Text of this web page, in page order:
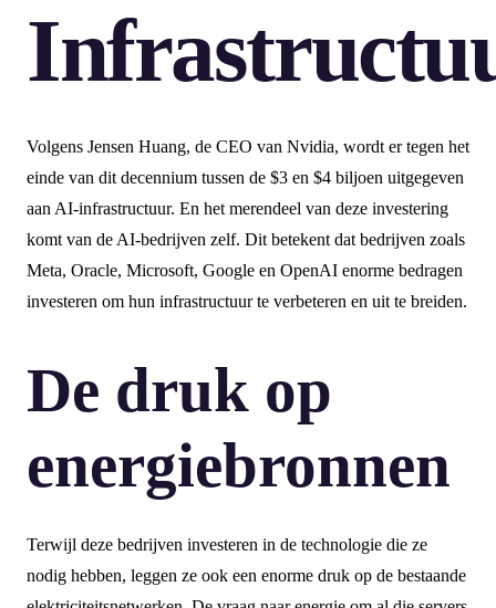
Volgens Jensen Huang, de CEO van Nvidia, wordt er tegen het
einde van dit decennium tussen de $3 en $4 biljoen uitgegeven
aan AI-infrastructuur. En het merendeel van deze investering
komt van de AI-bedrijven zelf. Dit betekent dat bedrijven zoals
Meta, Oracle, Microsoft, Google en OpenAI enorme bedragen
investeren om hun infrastructuur te verbeteren en uit te breiden.
De druk op
energiebronnen
Terwijl deze bedrijven investeren in de technologie die ze
nodig hebben, leggen ze ook een enorme druk op de bestaande